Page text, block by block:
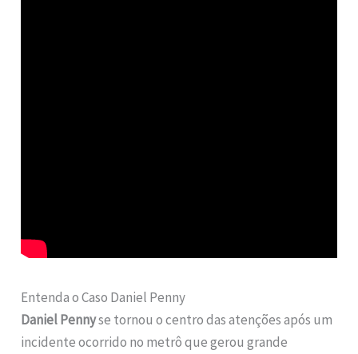
Entenda o Caso Daniel Penny
Daniel Pennyse tornou o centro das atenções após um
incidente ocorrido no metrô que gerou grande